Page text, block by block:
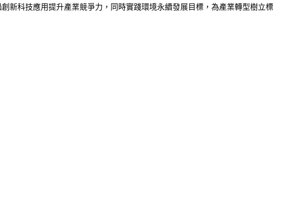
新科技應用提升產業競爭力，同時實踐環境永續發展目標，為產業轉型樹立標